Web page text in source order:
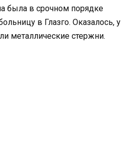
была в срочном порядке
в Глазго. Оказалось, у
металлические стержни.